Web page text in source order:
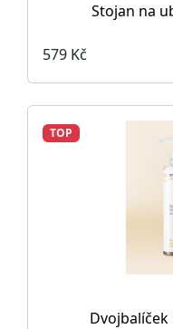
Stojan na
579 Kč
TOP
Dvojbalíček